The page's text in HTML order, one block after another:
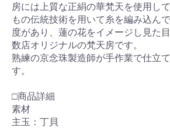
房には上質な正絹の華梵天を使用し
もの伝統技術を用いて糸を編み込ん
度があり、蓮の花をイメージし見た
数店オリジナルの梵天房です。
熟練の京念珠製造師が手作業で仕立
す。
□商品詳細
素材
主玉：丁貝